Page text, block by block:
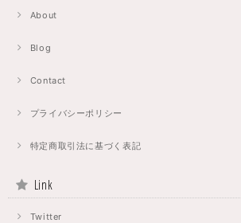
About
Blog
Contact
プライバシーポリシー
特定商取引法に基づく表記
Link
Twitter